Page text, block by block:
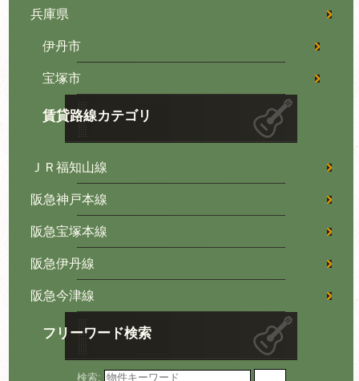
兵庫県
伊丹市
宝塚市
賃貸路線カテゴリ
ＪＲ福知山線
阪急神戸本線
阪急宝塚本線
阪急伊丹線
阪急今津線
フリーワード検索
検索: